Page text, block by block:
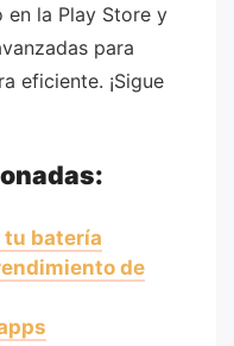
la Play Store y
para
eficiente. ¡Sigue
batería
de